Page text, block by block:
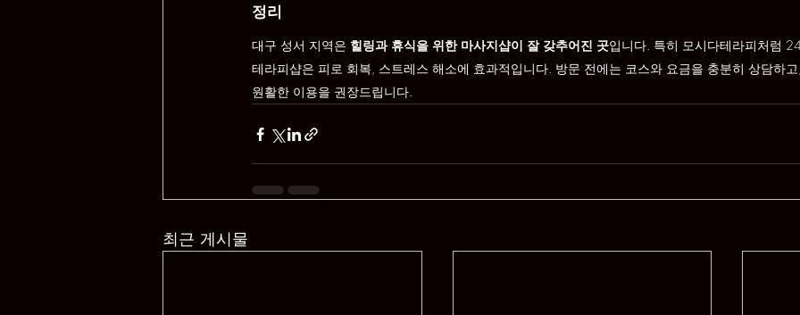
정리
대구 성서 지역은 힐링과 휴식을 위한 마사지샵이 잘 갖추어진 곳입니다. 특히 모시다테라피처럼
테라피샵은 피로 회복, 스트레스 해소에 효과적입니다. 방문 전에는 코스와 요금을 충분히 상담하
원활한 이용을 권장드립니다.
최근 게시물